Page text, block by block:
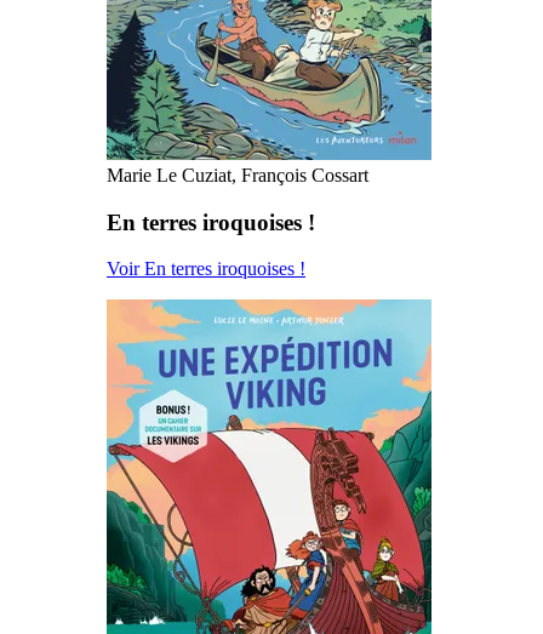
Marie Le Cuziat, François Cossart
En terres iroquoises !
Voir En terres iroquoises !